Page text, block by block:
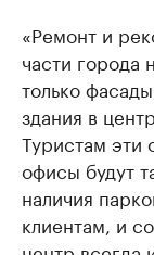
«Ремонт и
части
только
здания в
Туристам эти
офисы будут
наличия
клиентам, и